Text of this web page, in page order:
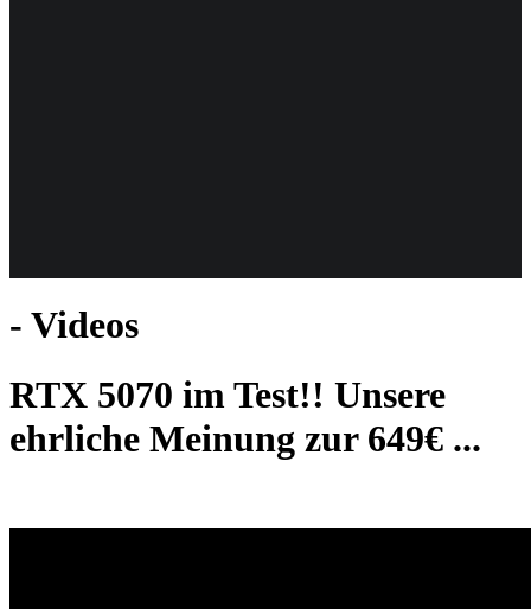
- Videos
RTX 5070 im Test!! Unsere
ehrliche Meinung zur 649€ ...